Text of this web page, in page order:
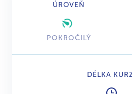
ÚROVEŇ
POKROČILÝ
DÉLKA